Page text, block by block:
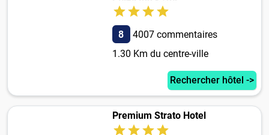
8
4007 commentaires
1.30 Km du centre-ville
Rechercher hôtel ->
Premium Strato Hotel